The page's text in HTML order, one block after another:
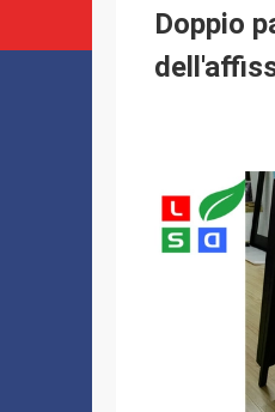
Doppio